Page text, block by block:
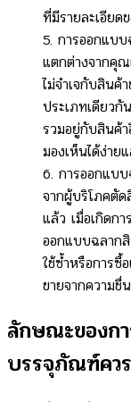
ที่มีรายละเอีย
5. การออกแบ
แตกต่างจากคุ
ไม่จำเจกับสินค้
ประเภทเดียวกั
รวมอยู่กับสินค้
มองเห็นได้ง่าย
6. การออกแบ
จากผู้บริโภคตั
แล้ว เมื่อเกิดก
ออกแบบฉลาก
ใช้ซ้ำหรือการซื้
ขายจากความชื่
ลักษณะของก
บรรจุภัณฑ์คว